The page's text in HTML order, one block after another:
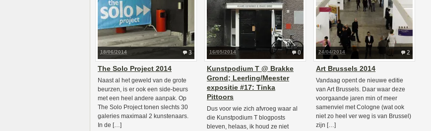
3
18/06/2014
The Solo Project 2014
Naast al het geweld van de grote
beurzen, is er ook een side-beurs
met een heel andere aanpak. Op
The Solo Project tonen slechts 30
galeries maximaal 2 kunstenaars.
In de […]
0
16/05/2014
Kunstpodium T @ Brakke
Grond; Leerling/Meester
expositie #17: Tinka
Pittoors
Dus voor wie zich afvroeg waar al
die Kunstpodium T blogposts
bleven, helaas, ik houd ze niet
2
24/04/2014
Art Brussels 2014
Vandaag opent de nieuwe editie
van Art Brussels. Daar waar deze
voorgaande jaren min of meer
samenviel met Cologne (wat ook
niet zo heel ver weg is van Brussel)
zijn […]